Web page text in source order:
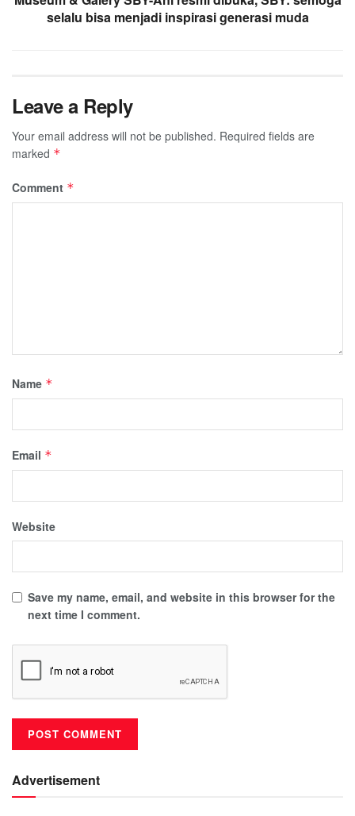
selalu bisa menjadi inspirasi generasi muda
Leave a Reply
Your email address will not be published. Required fields are
marked *
Comment *
Name *
Email *
Website
Save my name, email, and website in this browser for the
next time I comment.
Advertisement